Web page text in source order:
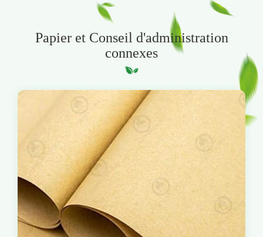
Papier et Conseil d'administration
connexes